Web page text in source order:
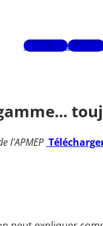
Mots-clés
l'APMEP